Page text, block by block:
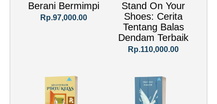
Berani Bermimpi
Rp.97,000.00
Stand On Your
Shoes: Cerita
Tentang Balas
Dendam Terbaik
Rp.110,000.00